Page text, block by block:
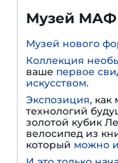
Музей
Музей нового
Коллекция
ваше первое
искусством.
Экспозиция, как
технологий
золотой кубик
велосипед из
который можно